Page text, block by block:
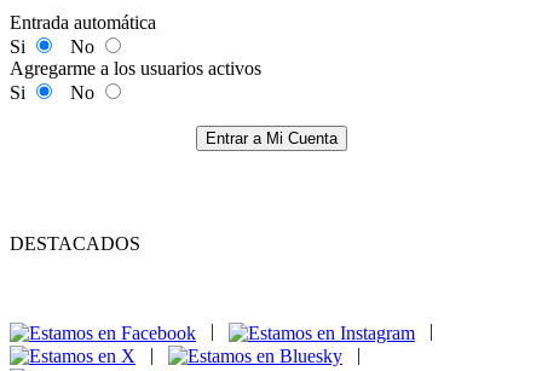
Entrada automática
Si
No
Agregarme a los usuarios activos
Si
No
Entrar a Mi Cuenta
DESTACADOS
|
|